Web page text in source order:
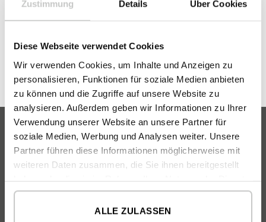
Zustimmung Details Über Cookies
Diese Webseite verwendet Cookies
Wir verwenden Cookies, um Inhalte und Anzeigen zu
personalisieren, Funktionen für soziale Medien anbieten
zu können und die Zugriffe auf unsere Website zu
analysieren. Außerdem geben wir Informationen zu Ihrer
Verwendung unserer Website an unsere Partner für
soziale Medien, Werbung und Analysen weiter. Unsere
Partner führen diese Informationen möglicherweise mit
weiteren Daten zusammen, die Sie ihnen bereitgestellt
gesammelt haben.
ALLE ZULASSEN
VILLEN INHAUS
Katalog